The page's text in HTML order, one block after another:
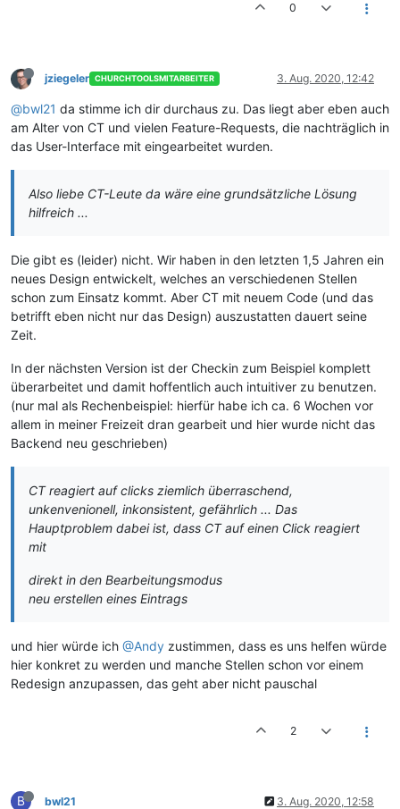
0
jziegeler CHURCHTOOLSMITARBEITER 3. Aug. 2020, 12:42
@bwl21 da stimme ich dir durchaus zu. Das liegt aber eben auch
am Alter von CT und vielen Feature-Requests, die nachträglich in
das User-Interface mit eingearbeitet wurden.
Also liebe CT-Leute da wäre eine grundsätzliche Lösung
hilfreich ...
Die gibt es (leider) nicht. Wir haben in den letzten 1,5 Jahren ein
neues Design entwickelt, welches an verschiedenen Stellen
schon zum Einsatz kommt. Aber CT mit neuem Code (und das
betrifft eben nicht nur das Design) auszustatten dauert seine
Zeit.
In der nächsten Version ist der Checkin zum Beispiel komplett
überarbeitet und damit hoffentlich auch intuitiver zu benutzen.
(nur mal als Rechenbeispiel: hierfür habe ich ca. 6 Wochen vor
allem in meiner Freizeit dran gearbeit und hier wurde nicht das
Backend neu geschrieben)
CT reagiert auf clicks ziemlich überraschend,
unkenvenionell, inkonsistent, gefährlich ... Das
Hauptproblem dabei ist, dass CT auf einen Click reagiert
mit
direkt in den Bearbeitungsmodus
neu erstellen eines Eintrags
und hier würde ich @Andy zustimmen, dass es uns helfen würde
hier konkret zu werden und manche Stellen schon vor einem
Redesign anzupassen, das geht aber nicht pauschal
2
B bwl21 3. Aug. 2020, 12:58